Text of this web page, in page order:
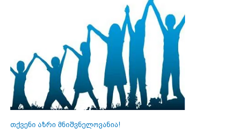
თქვენი აზრი მნიშვნელოვანია!